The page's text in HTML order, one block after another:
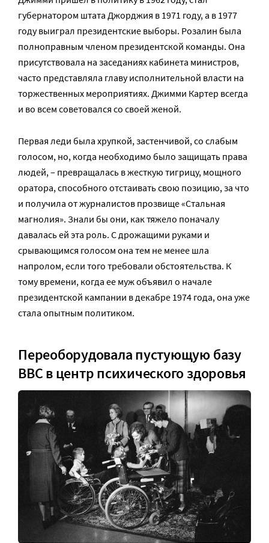
губернатором штата Джорджия в 1971 году, а в 1977
году выиграл президентские выборы. Розалин была
полноправным членом президентской команды. Она
присутствовала на заседаниях кабинета министров,
часто представляла главу исполнительной власти на
торжественных мероприятиях. Джимми Картер всегда
и во всем советовался со своей женой.
Первая леди была хрупкой, застенчивой, со слабым
голосом, но, когда необходимо было защищать права
людей, – превращалась в жесткую тигрицу, мощного
оратора, способного отстаивать свою позицию, за что
и получила от журналистов прозвище «Стальная
магнолия». Знали бы они, как тяжело поначалу
давалась ей эта роль. С дрожащими руками и
срывающимся голосом она тем не менее шла
напролом, если того требовали обстоятельства. К
тому времени, когда ее муж объявил о начале
президентской кампании в декабре 1974 года, она уже
стала опытным политиком.
Переоборудовала пустующую базу
ВВС в центр психического здоровья